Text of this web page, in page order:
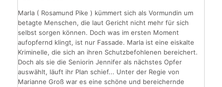
Marla ( Rosamund Pike ) kümmert sich als Vormundin um
betagte Menschen, die laut Gericht nicht mehr für sich
selbst sorgen können. Doch was im ersten Moment
aufopfernd klingt, ist nur Fassade. Marla ist eine eiskalte
Kriminelle, die sich an ihren Schutzbefohlenen bereichert.
Doch als sie die Seniorin Jennifer als nächstes Opfer
auswählt, läuft ihr Plan schief... Unter der Regie von
Marianne Groß war es eine schöne und bereichernde